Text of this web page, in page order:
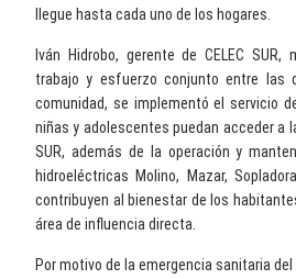
llegue hasta cada uno de los hogares.
Iván Hidrobo, gerente de CELEC
trabajo y esfuerzo conjunto entre las
comunidad, se implementó el servicio
niñas y adolescentes puedan acceder a
SUR, además de la operación y
hidroeléctricas Molino, Mazar,
contribuyen al bienestar de los
área de influencia directa.
Por motivo de la emergencia sanitaria del